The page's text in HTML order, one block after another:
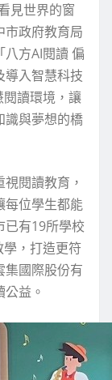
見世界的窗
市政府教育局
方AI閱讀 偏
導入智慧科技
讀環境，讓
識與夢想的橋
閱讀教育，
每位學生都能
已有19所學校
，打造更符
集國際股份有
益。